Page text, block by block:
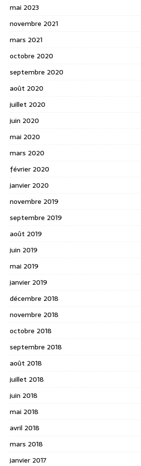
mai 2023
novembre 2021
mars 2021
octobre 2020
septembre 2020
août 2020
juillet 2020
juin 2020
mai 2020
mars 2020
février 2020
janvier 2020
novembre 2019
septembre 2019
août 2019
juin 2019
mai 2019
janvier 2019
décembre 2018
novembre 2018
octobre 2018
septembre 2018
août 2018
juillet 2018
juin 2018
mai 2018
avril 2018
mars 2018
janvier 2017